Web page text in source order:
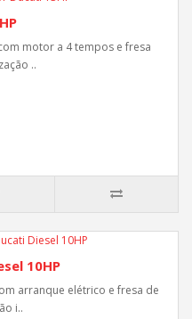
motor a 4 tempos e fresa
..
10HP
arranque elétrico e fresa de
i..